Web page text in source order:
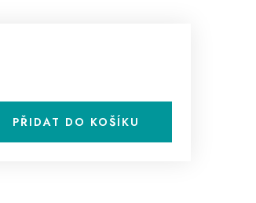
PŘIDAT DO KOŠÍKU